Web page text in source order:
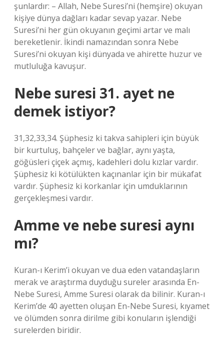
şunlardır: – Allah, Nebe Suresi’ni (hemşire) okuyan
kişiye dünya dağları kadar sevap yazar. Nebe
Suresi’ni her gün okuyanın geçimi artar ve malı
bereketlenir. İkindi namazından sonra Nebe
Suresi’ni okuyan kişi dünyada ve ahirette huzur ve
mutluluğa kavuşur.
Nebe suresi 31. ayet ne
demek istiyor?
31,32,33,34. Şüphesiz ki takva sahipleri için büyük
bir kurtuluş, bahçeler ve bağlar, aynı yaşta,
göğüsleri çiçek açmış, kadehleri ​​dolu kızlar vardır.
Şüphesiz ki kötülükten kaçınanlar için bir mükafat
vardır. Şüphesiz ki korkanlar için umduklarının
gerçekleşmesi vardır.
Amme ve nebe suresi aynı
mı?
Kuran-ı Kerim’i okuyan ve dua eden vatandaşların
merak ve araştırma duyduğu sureler arasında En-
Nebe Suresi, Amme Suresi olarak da bilinir. Kuran-ı
Kerim’de 40 ayetten oluşan En-Nebe Suresi, kıyamet
ve ölümden sonra dirilme gibi konuların işlendiği
surelerden biridir.